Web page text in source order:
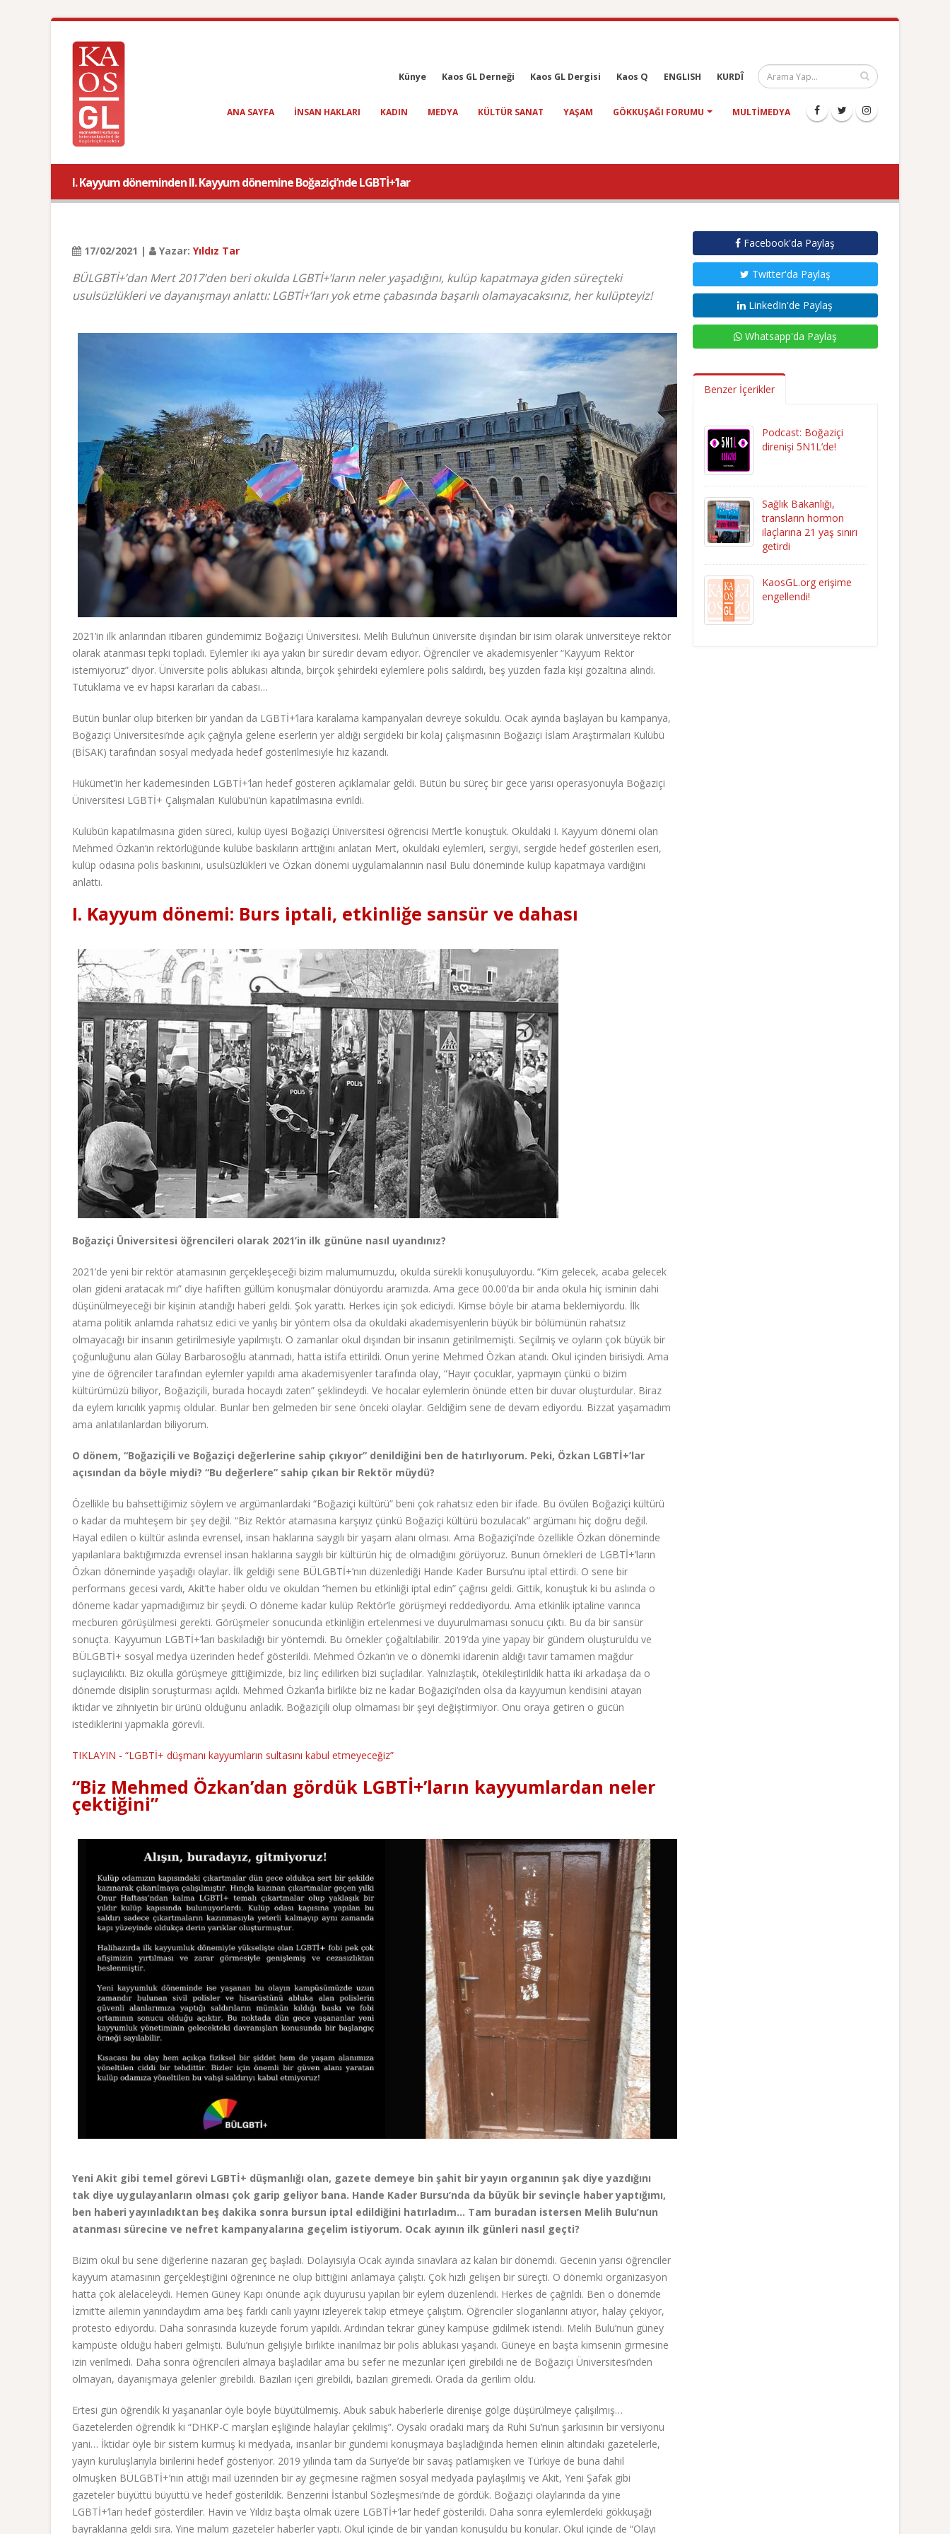
Künye Kaos GL Derneği Kaos GL Dergisi Kaos Q ENGLISH KURDÎ
ANA SAYFA INSAN HAKLARI KADIN MEDYA KÜLTÜR SANAT YAŞAM GÖKKUŞAĞI FORUMU MULTIMEDYA
I. Kayyum döneminden II. Kayyum dönemine Boğaziçi’nde LGBTİ+’lar
17/02/2021 | Yazar: Yıldız Tar
BÜLGBTİ+’dan Mert 2017’den beri okulda LGBTİ+’ların neler yaşadığını, kulüp kapatmaya giden süreçteki
usulsüzlükleri ve dayanışmayı anlattı: LGBTİ+’ları yok etme çabasında başarılı olamayacaksınız, her kulüpteyiz!
2021’in ilk anlarından itibaren gündemimiz Boğaziçi Üniversitesi. Melih Bulu’nun üniversite dışından bir isim olarak üniversiteye rektör
olarak atanması tepki topladı. Eylemler iki aya yakın bir süredir devam ediyor. Öğrenciler ve akademisyenler “Kayyum Rektör
istemiyoruz” diyor. Üniversite polis ablukası altında, birçok şehirdeki eylemlere polis saldırdı, beş yüzden fazla kişi gözaltına alındı.
Tutuklama ve ev hapsi kararları da cabası…
Bütün bunlar olup biterken bir yandan da LGBTİ+’lara karalama kampanyaları devreye sokuldu. Ocak ayında başlayan bu kampanya,
Boğaziçi Üniversitesi’nde açık çağrıyla gelene eserlerin yer aldığı sergideki bir kolaj çalışmasının Boğaziçi İslam Araştırmaları Kulübü
(BİSAK) tarafından sosyal medyada hedef gösterilmesiyle hız kazandı.
Hükümet’in her kademesinden LGBTİ+’ları hedef gösteren açıklamalar geldi. Bütün bu süreç bir gece yarısı operasyonuyla Boğaziçi
Üniversitesi LGBTİ+ Çalışmaları Kulübü’nün kapatılmasına evrildi.
Kulübün kapatılmasına giden süreci, kulüp üyesi Boğaziçi Üniversitesi öğrencisi Mert’le konuştuk. Okuldaki I. Kayyum dönemi olan
Mehmed Özkan’ın rektörlüğünde kulübe baskıların arttığını anlatan Mert, okuldaki eylemleri, sergiyi, sergide hedef gösterilen eseri,
kulüp odasına polis baskınını, usulsüzlükleri ve Özkan dönemi uygulamalarının nasıl Bulu döneminde kulüp kapatmaya vardığını
anlattı.
I. Kayyum dönemi: Burs iptali, etkinliğe sansür ve dahası
Boğaziçi Üniversitesi öğrencileri olarak 2021’in ilk gününe nasıl uyandınız?
2021’de yeni bir rektör atamasının gerçekleşeceği bizim malumumuzdu, okulda sürekli konuşuluyordu. “Kim gelecek, acaba gelecek
olan gideni aratacak mı” diye hafiften güllüm konuşmalar dönüyordu aramızda. Ama gece 00.00’da bir anda okula hiç isminin dahi
düşünülmeyeceği bir kişinin atandığı haberi geldi. Şok yarattı. Herkes için şok ediciydi. Kimse böyle bir atama beklemiyordu. İlk
atama politik anlamda rahatsız edici ve yanlış bir yöntem olsa da okuldaki akademisyenlerin büyük bir bölümünün rahatsız
olmayacağı bir insanın getirilmesiyle yapılmıştı. O zamanlar okul dışından bir insanın getirilmemişti. Seçilmiş ve oyların çok büyük bir
çoğunluğunu alan Gülay Barbarosoğlu atanmadı, hatta istifa ettirildi. Onun yerine Mehmed Özkan atandı. Okul içinden birisiydi. Ama
yine de öğrenciler tarafından eylemler yapıldı ama akademisyenler tarafında olay, “Hayır çocuklar, yapmayın çünkü o bizim
kültürümüzü biliyor, Boğaziçili, burada hocaydı zaten” şeklindeydi. Ve hocalar eylemlerin önünde etten bir duvar oluşturdular. Biraz
da eylem kırıcılık yapmış oldular. Bunlar ben gelmeden bir sene önceki olaylar. Geldiğim sene de devam ediyordu. Bizzat yaşamadım
ama anlatılanlardan biliyorum.
O dönem, “Boğaziçili ve Boğaziçi değerlerine sahip çıkıyor” denildiğini ben de hatırlıyorum. Peki, Özkan LGBTİ+’lar
açısından da böyle miydi? “Bu değerlere” sahip çıkan bir Rektör müydü?
Özellikle bu bahsettiğimiz söylem ve argümanlardaki “Boğaziçi kültürü” beni çok rahatsız eden bir ifade. Bu övülen Boğaziçi kültürü
o kadar da muhteşem bir şey değil. “Biz Rektör atamasına karşıyız çünkü Boğaziçi kültürü bozulacak” argümanı hiç doğru değil.
Hayal edilen o kültür aslında evrensel, insan haklarına saygılı bir yaşam alanı olması. Ama Boğaziçi’nde özellikle Özkan döneminde
yapılanlara baktığımızda evrensel insan haklarına saygılı bir kültürün hiç de olmadığını görüyoruz. Bunun örnekleri de LGBTİ+’ların
Özkan döneminde yaşadığı olaylar. İlk geldiği sene BÜLGBTİ+’nın düzenlediği Hande Kader Bursu’nu iptal ettirdi. O sene bir
performans gecesi vardı, Akit’te haber oldu ve okuldan “hemen bu etkinliği iptal edin” çağrısı geldi. Gittik, konuştuk ki bu aslında o
döneme kadar yapmadığımız bir şeydi. O döneme kadar kulüp Rektör’le görüşmeyi reddediyordu. Ama etkinlik iptaline varınca
mecburen görüşülmesi gerekti. Görüşmeler sonucunda etkinliğin ertelenmesi ve duyurulmaması sonucu çıktı. Bu da bir sansür
sonuçta. Kayyumun LGBTİ+’ları baskıladığı bir yöntemdi. Bu örnekler çoğaltılabilir. 2019’da yine yapay bir gündem oluşturuldu ve
BÜLGBTİ+ sosyal medya üzerinden hedef gösterildi. Mehmed Özkan’ın ve o dönemki idarenin aldığı tavır tamamen mağdur
suçlayıcılıktı. Biz okulla görüşmeye gittiğimizde, biz linç edilirken bizi suçladılar. Yalnızlaştık, ötekileştirildik hatta iki arkadaşa da o
dönemde disiplin soruşturması açıldı. Mehmed Özkan’la birlikte biz ne kadar Boğaziçi’nden olsa da kayyumun kendisini atayan
iktidar ve zihniyetin bir ürünü olduğunu anladık. Boğaziçili olup olmaması bir şeyi değiştirmiyor. Onu oraya getiren o gücün
istediklerini yapmakla görevli.
TIKLAYIN - “LGBTİ+ düşmanı kayyumların sultasını kabul etmeyeceğiz”
“Biz Mehmed Özkan’dan gördük LGBTİ+’ların kayyumlardan neler
çektiğini”
Yeni Akit gibi temel görevi LGBTİ+ düşmanlığı olan, gazete demeye bin şahit bir yayın organının şak diye yazdığını
tak diye uygulayanların olması çok garip geliyor bana. Hande Kader Bursu’nda da büyük bir sevinçle haber yaptığımı,
ben haberi yayınladıktan beş dakika sonra bursun iptal edildiğini hatırladım… Tam buradan istersen Melih Bulu’nun
atanması sürecine ve nefret kampanyalarına geçelim istiyorum. Ocak ayının ilk günleri nasıl geçti?
Bizim okul bu sene diğerlerine nazaran geç başladı. Dolayısıyla Ocak ayında sınavlara az kalan bir dönemdi. Gecenin yarısı öğrenciler
kayyum atamasının gerçekleştiğini öğrenince ne olup bittiğini anlamaya çalıştı. Çok hızlı gelişen bir süreçti. O dönemki organizasyon
hatta çok alelaceleydi. Hemen Güney Kapı önünde açık duyurusu yapılan bir eylem düzenlendi. Herkes de çağrıldı. Ben o dönemde
İzmit’te ailemin yanındaydım ama beş farklı canlı yayını izleyerek takip etmeye çalıştım. Öğrenciler sloganlarını atıyor, halay çekiyor,
protesto ediyordu. Daha sonrasında kuzeyde forum yapıldı. Ardından tekrar güney kampüse gidilmek istendi. Melih Bulu’nun güney
kampüste olduğu haberi gelmişti. Bulu’nun gelişiyle birlikte inanılmaz bir polis ablukası yaşandı. Güneye en başta kimsenin girmesine
izin verilmedi. Daha sonra öğrencileri almaya başladılar ama bu sefer ne mezunlar içeri girebildi ne de Boğaziçi Üniversitesi’nden
olmayan, dayanışmaya gelenler girebildi. Bazıları içeri girebildi, bazıları giremedi. Orada da gerilim oldu.
Ertesi gün öğrendik ki yaşananlar öyle böyle büyütülmemiş. Abuk sabuk haberlerle direnişe gölge düşürülmeye çalışılmış…
Gazetelerden öğrendik ki “DHKP-C marşları eşliğinde halaylar çekilmiş”. Oysaki oradaki marş da Ruhi Su’nun şarkısının bir versiyonu
yani… İktidar öyle bir sistem kurmuş ki medyada, insanlar bir gündemi konuşmaya başladığında hemen elinin altındaki gazetelerle,
yayın kuruluşlarıyla birilerini hedef gösteriyor. 2019 yılında tam da Suriye’de bir savaş patlamışken ve Türkiye de buna dahil
olmuşken BÜLGBTİ+’nin attığı mail üzerinden bir ay geçmesine rağmen sosyal medyada paylaşılmış ve Akit, Yeni Şafak gibi
gazeteler büyüttü büyüttü ve hedef gösterildik. Benzerini İstanbul Sözleşmesi’nde de gördük. Boğaziçi olaylarında da yine
LGBTİ+’ları hedef gösterdiler. Havin ve Yıldız başta olmak üzere LGBTİ+’lar hedef gösterildi. Daha sonra eylemlerdeki gökkuşağı
bayraklarına geldi sıra. Yine malum gazeteler haberler yaptı. Okul içinde de bir yandan konuşuldu bu konular. Okul içinde de “Olayı
Facebook'da Paylaş
Twitter'da Paylaş
LinkedIn'de Paylaş
Whatsapp'da Paylaş
Benzer İçerikler
Podcast: Boğaziçi
direnişi 5N1L’de!
Sağlık Bakanlığı,
transların hormon
ilaçlarına 21 yaş sınırı
getirdi
KaosGL.org erişime
engellendi!